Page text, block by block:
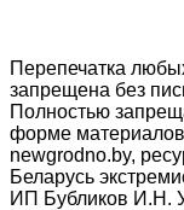
Перепечатка
запрещена без
Полностью
форме
newgrodno.by,
Беларусь
ИП Бубликов И.Н.